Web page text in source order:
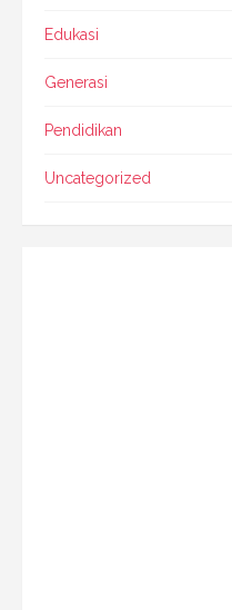
Edukasi
Generasi
Pendidikan
Uncategorized